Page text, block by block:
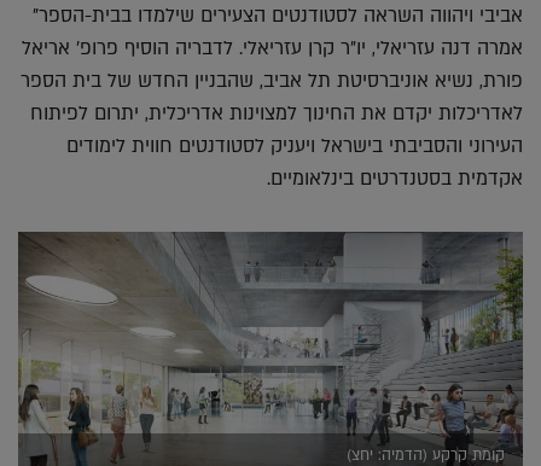
אביבי ויהווה השראה לסטודנטים הצעירים שילמדו בבית-הספר"
אמרה דנה עזריאלי, יו"ר קרן עזריאלי. לדבריה הוסיף פרופ' אריאל
פורת, נשיא אוניברסיטת תל אביב, שהבניין החדש של בית הספר
לאדריכלות יקדם את החינוך למצוינות אדריכלית, יתרום לפיתוח
העירוני והסביבתי בישראל ויעניק לסטודנטים חווית לימודים
אקדמית בסטנדרטים בינלאומיים.
קומת קרקע (הדמיה: יחצ)